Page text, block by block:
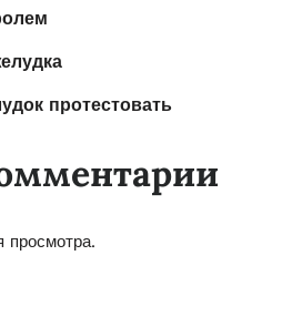
протестовать
просмотра.